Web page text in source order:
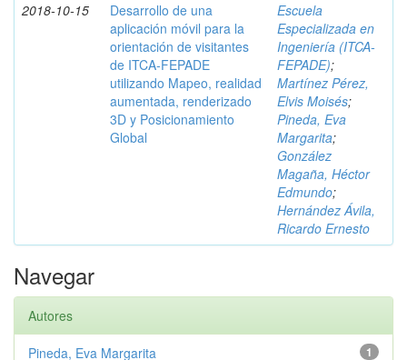
2018-10-15
Desarrollo de una
aplicación móvil para la
orientación de visitantes
de ITCA-FEPADE
utilizando Mapeo, realidad
aumentada, renderizado
3D y Posicionamiento
Global
Escuela
Especializada en
Ingeniería (ITCA-
FEPADE);
Martínez Pérez,
Elvis Moisés;
Pineda, Eva
Margarita;
González
Magaña, Héctor
Edmundo;
Hernández Ávila,
Ricardo Ernesto
Navegar
Autores
1
Pineda, Eva Margarita